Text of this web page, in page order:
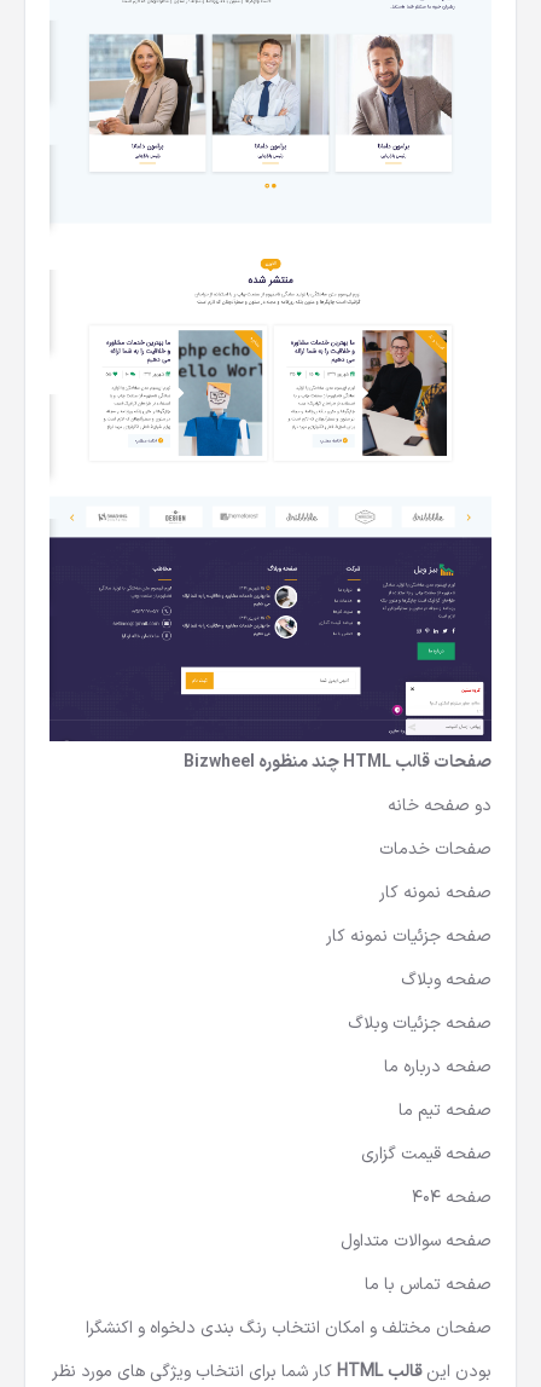
صفحات قالب HTML چند منظوره Bizwheel
دو صفحه خانه
صفحات خدمات
صفحه نمونه کار
صفحه جزئیات نمونه کار
صفحه وبلاگ
صفحه جزئیات وبلاگ
صفحه درباره ما
صفحه تیم ما
صفحه قیمت گزاری
صفحه 404
صفحه سوالات متداول
صفحه تماس با ما
صفحان مختلف و امکان انتخاب رنگ بندی دلخواه و اکنشگرا
بودن اینقالب HTML
کار شما برای انتخاب ویژگی های مورد نظر